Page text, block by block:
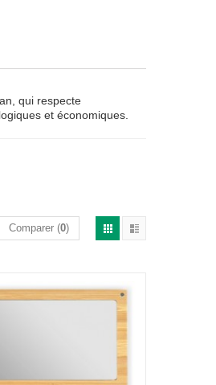
qui respecte
et économiques.
Comparer (0)